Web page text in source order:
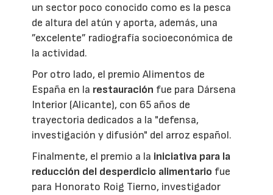
un sector poco conocido como es la pesca
de altura del atún y aporta, además, una
”excelente” radiografía socioeconómica de
la actividad.
Por otro lado, el premio Alimentos de
España en la restauración fue para Dársena
Interior (Alicante), con 65 años de
trayectoria dedicados a la "defensa,
investigación y difusión" del arroz español.
Finalmente, el premio a la iniciativa para la
reducción del desperdicio alimentario fue
para Honorato Roig Tierno, investigador